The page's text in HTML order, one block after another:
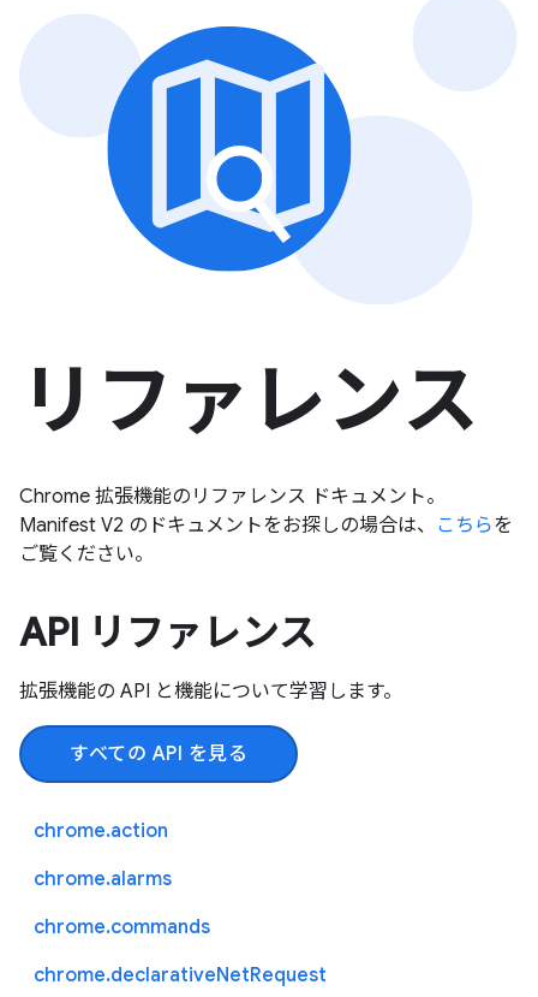
リファレンス
Chrome 拡張機能のリファレンス ドキュメント。
Manifest V2 のドキュメントをお探しの場合は、 こちらを
ご覧ください。
API リファレンス
拡張機能の API と機能について学習します。
すべての API を見る
chrome.action
chrome.alarms
chrome.commands
chrome.declarativeNetRequest